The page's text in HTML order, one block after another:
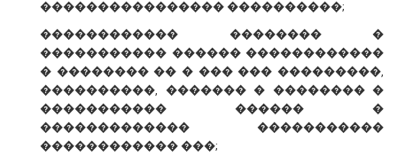
���������������� ����������;
������������ �������� �
����������� ������ ������������
� �������� �� � ��� ��� ���������,
����������, ������� � �������� �
����������� ������ �
������������� �����������
������������ ���;